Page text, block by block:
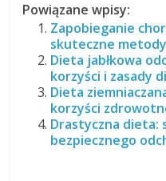
Powiązane wpisy:
Zapobieganie
skuteczne metody
Dieta jabłkowa
korzyści i zasady
Dieta
korzyści
Drastyczna dieta:
bezpiecznego